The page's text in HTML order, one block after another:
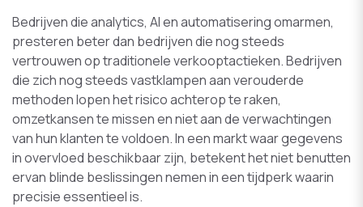
Bedrijven die analytics, AI en automatisering omarmen,
presteren beter dan bedrijven die nog steeds
vertrouwen op traditionele verkooptactieken. Bedrijven
die zich nog steeds vastklampen aan verouderde
methoden lopen het risico achterop te raken,
omzetkansen te missen en niet aan de verwachtingen
van hun klanten te voldoen. In een markt waar gegevens
in overvloed beschikbaar zijn, betekent het niet benutten
ervan blinde beslissingen nemen in een tijdperk waarin
precisie essentieel is.